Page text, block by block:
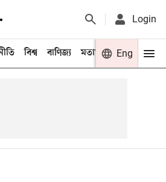
Login
বিশ্ব বাণিজ্য মতামত খেলা
Eng